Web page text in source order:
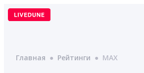
Перейти
Главная ● Рейтинги ● MAX